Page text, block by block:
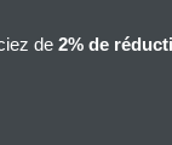
de 2% de